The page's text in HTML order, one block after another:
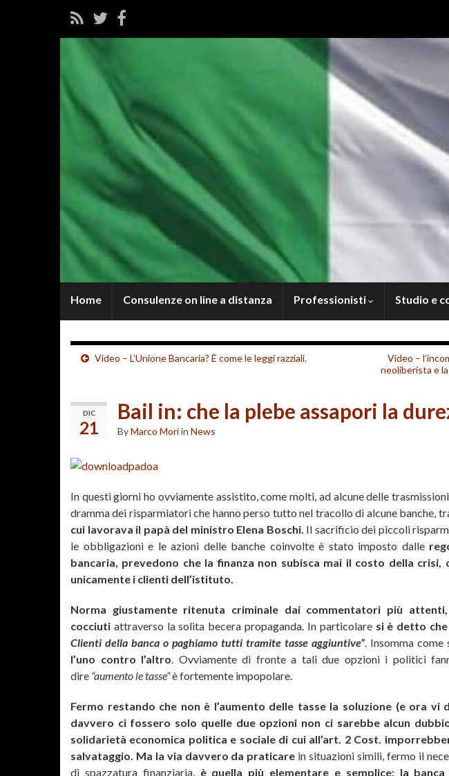
Home Consulenze on line a distanza Professionisti Studio e
Video – L’Unione Bancaria? È come le leggi razziali.
Video –
neoliberista e
DIC
21
Bail in: che la plebe assapori la
ByMarco Moriin News
In questi giorni ho ovviamente assistito, come molti, ad alcune delle
dramma dei risparmiatori che hanno perso tutto nel tracollo di alcune banche,
cui lavorava il papà del ministro Elena Boschi. Il sacrificio dei piccoli
le obbligazioni e le azioni delle banche coinvolte è stato imposto dalle
bancaria, prevedono che la finanza non subisca mai il costo della crisi,
unicamente i clienti dell’istituto.
Norma giustamente ritenuta criminale dai commentatori più
cocciuti attraverso la solita becera propaganda. In particolare si è detto che
Clienti della banca o paghiamo tutti tramite tasse aggiuntive”. Insomma come
l’uno contro l’altro. Ovviamente di fronte a tali due opzioni i politici
dire “aumento le tasse”è fortemente impopolare.
Fermo restando che non è l’aumento delle tasse la soluzione (e ora vi
davvero ci fossero solo quelle due opzioni non ci sarebbe alcun
solidarietà economica politica e sociale di cui all’art. 2 Cost.
salvataggio. Ma la via davvero da praticare in situazioni simili, fermo il
di spazzatura finanziaria,è quella più elementare e semplice: la